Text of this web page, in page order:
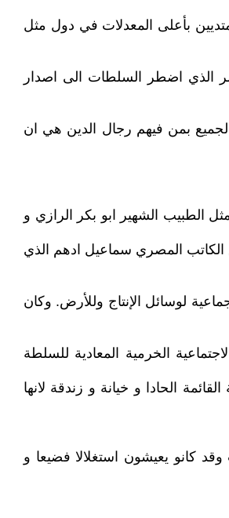
الأراضي الفلسطينية في ربيع عام 2019، بين ارتفاع نسبة غير المتديين بأعلى المعدلات في دول مثل
غالوب الدولي عام( 2014 ) ،فيبدو ان نسبة الالحاد افي المملكة العربية السعودية وصلت في حينها الى ( %9 )،الأمر الذي اضطر السلطات الى اصدار
بمن فيهم رجال الدين هي ان
الطبيب الشهير ابو بكر الرازي و
الكاتب المصري سماعيل ادهم الذي
الملكية الجماعية لوسائل الإنتاج وللأرض. وكان
الخرمية المعادية للسلطة
الحادا و خيانة و زندقة لانها
كانو يعيشون استغلالا فضيعا و